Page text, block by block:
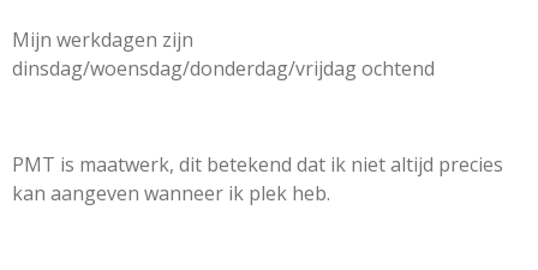
Mijn werkdagen zijn
dinsdag/woensdag/donderdag/vrijdag ochtend
PMT is maatwerk, dit betekend dat ik niet altijd precies
kan aangeven wanneer ik plek heb.